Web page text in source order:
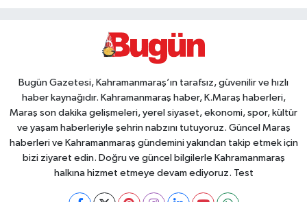
Bugün Gazetesi, Kahramanmaraş’ın tarafsız, güvenilir ve hızlı
haber kaynağıdır. Kahramanmaraş haber, K.Maraş haberleri,
Maraş son dakika gelişmeleri, yerel siyaset, ekonomi, spor, kültür
ve yaşam haberleriyle şehrin nabzını tutuyoruz. Güncel Maraş
haberleri ve Kahramanmaraş gündemini yakından takip etmek için
bizi ziyaret edin. Doğru ve güncel bilgilerle Kahramanmaraş
halkına hizmet etmeye devam ediyoruz. Test